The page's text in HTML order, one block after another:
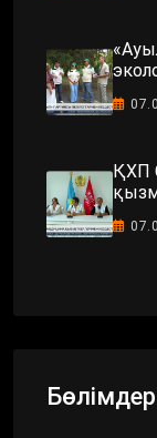
ҚХП
Бөлімдер